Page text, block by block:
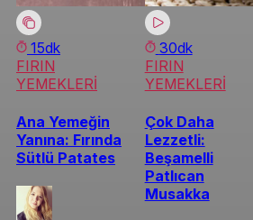
15dk
FIRIN
YEMEKLERİ
Ana Yemeğin
Yanına: Fırında
Sütlü Patates
30dk
FIRIN
YEMEKLERİ
Çok Daha
Lezzetli:
Beşamelli
Patlıcan
Musakka